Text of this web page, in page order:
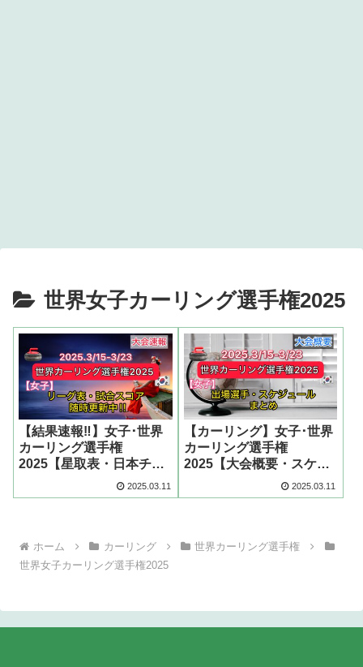
世界女子カーリング選手権2025
【結果速報‼︎】女子･世界
カーリング選手権
2025【星取表・日本チー
2025.03.11
【カーリング】女子･世界
カーリング選手権
2025【大会概要・スケジ
2025.03.11
ホーム カーリング
世界カーリング選手権
世界女子カーリング選手権2025